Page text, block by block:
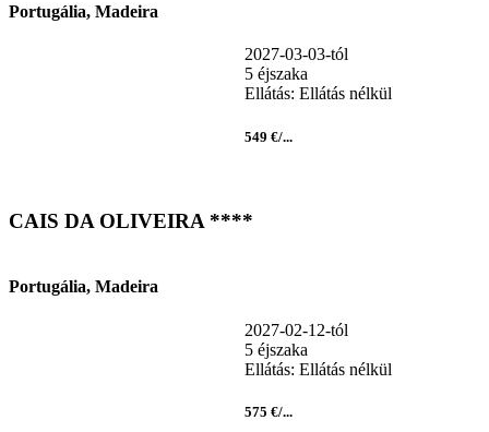
Portugália, Madeira
2027-03-03-tól
5 éjszaka
Ellátás: Ellátás nélkül
549 €/...
CAIS DA OLIVEIRA ****
Portugália, Madeira
2027-02-12-tól
5 éjszaka
Ellátás: Ellátás nélkül
575 €/...